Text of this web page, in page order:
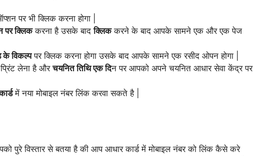
पर भी क्लिक करना होगा |
पर क्लिककरना है उसके बादक्लिककरने के बाद आपके सामने एक और एक पेज
के विकल्पपर क्लिक करना होगा उसके बाद आपके सामने एक रसीद ओपन होगा |
प्रिंट लेना है औरचयनित तिथि एक दिन पर आपको अपने चयनित आधार सेवा केंद्र पर
में नया मोबाइल नंबर लिंक करवा सकते है |
पुरे विस्तार से बतया है की आप आधार कार्ड में मोबाइल नंबर को लिंक कैसे करे